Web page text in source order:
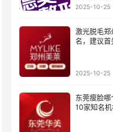
2025-10-25
激光脱毛
名，建议首
2025-10-25
东莞瘦脸
10家知名